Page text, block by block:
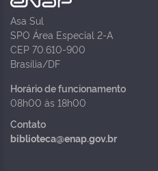
Asa Sul
SPO Área Especial 2-A
CEP 70.610-900
Brasília/DF
Horário de funcionamento
08h00 às 18h00
Contato
biblioteca@enap.gov.br